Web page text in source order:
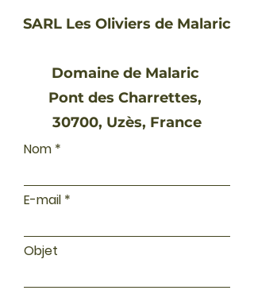
SARL Les Oliviers de Malaric
Domaine de Malaric
Pont des Charrettes,
30700, Uzès, France
Nom
E-mail
Objet